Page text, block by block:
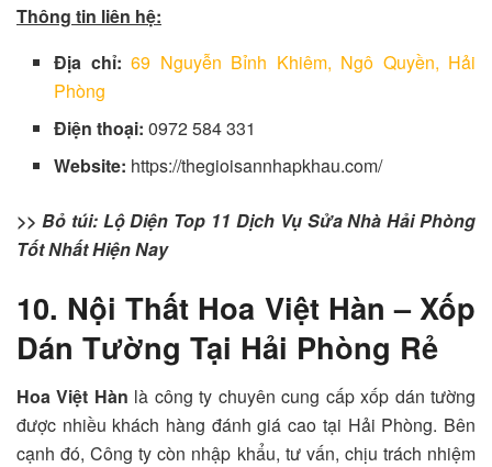
Thông tin liên hệ:
Địa chỉ:69 Nguyễn Bỉnh Khiêm, Ngô Quyền, Hải
Phòng
Điện thoại: 0972 584 331
Website: https://thegioisannhapkhau.com/
>> Bỏ túi: Lộ Diện Top 11 Dịch Vụ Sửa Nhà Hải Phòng
Tốt Nhất Hiện Nay
10. Nội Thất Hoa Việt Hàn – Xốp
Dán Tường Tại Hải Phòng Rẻ
Hoa Việt Hàn là công ty chuyên cung cấp xốp dán tường
được nhiều khách hàng đánh giá cao tại Hải Phòng. Bên
cạnh đó, Công ty còn nhập khẩu, tư vấn, chịu trách nhiệm